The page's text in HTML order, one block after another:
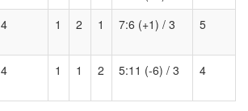
4 1 2 1 7:6 (+1) / 3 5
4 1 1 2 5:11 (-6) / 3 4